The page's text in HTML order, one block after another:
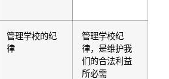
管理学校的纪
律
管理学校纪
律，是维护我
们的合法利益
所必需